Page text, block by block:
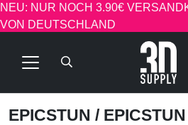
NEU: NUR NOCH 3.90€
VON DEUTSCHLAND
EPICSTUN /